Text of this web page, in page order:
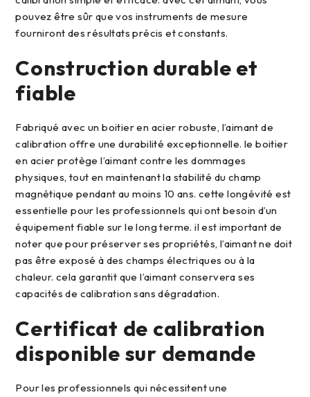
pouvez être sûr que vos instruments de mesure
fourniront des résultats précis et constants.
construction durable et
fiable
fabriqué avec un boitier en acier robuste, l’aimant de
calibration offre une durabilité exceptionnelle. le boitier
en acier protège l’aimant contre les dommages
physiques, tout en maintenant la stabilité du champ
magnétique pendant au moins 10 ans. cette longévité est
essentielle pour les professionnels qui ont besoin d’un
équipement fiable sur le long terme. il est important de
noter que pour préserver ses propriétés, l’aimant ne doit
pas être exposé à des champs électriques ou à la
chaleur. cela garantit que l’aimant conservera ses
capacités de calibration sans dégradation.
certificat de calibration
disponible sur demande
pour les professionnels qui nécessitent une